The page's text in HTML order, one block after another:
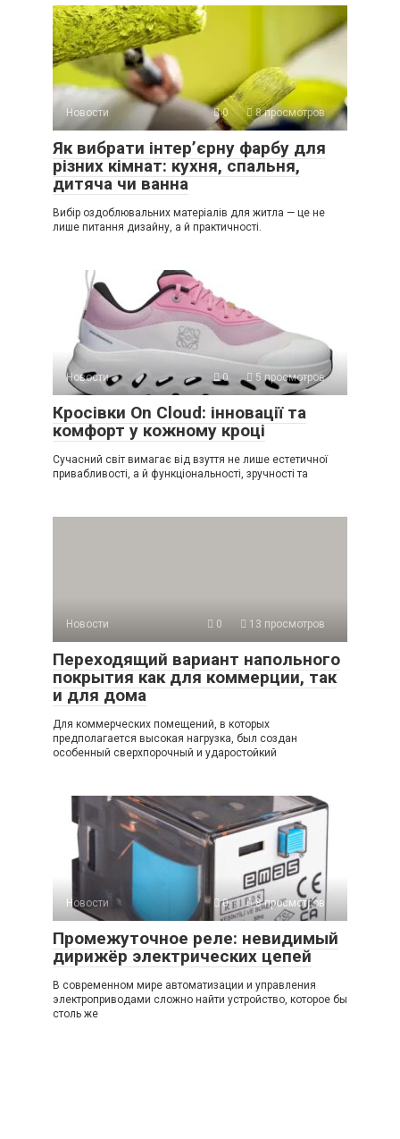
Новости 0 8 просмотров
Як вибрати інтер’єрну фарбу для
різних кімнат: кухня, спальня,
дитяча чи ванна
Вибір оздоблювальних матеріалів для житла — це не
лише питання дизайну, а й практичності.
Новости 0 5 просмотров
Кросівки On Cloud: інновації та
комфорт у кожному кроці
Сучасний світ вимагає від взуття не лише естетичної
привабливості, а й функціональності, зручності та
Новости 0 13 просмотров
Переходящий вариант напольного
покрытия как для коммерции, так
и для дома
Для коммерческих помещений, в которых
предполагается высокая нагрузка, был создан
особенный сверхпорочный и ударостойкий
Новости 0 8 просмотров
Промежуточное реле: невидимый
дирижёр электрических цепей
В современном мире автоматизации и управления
электроприводами сложно найти устройство, которое бы
столь же